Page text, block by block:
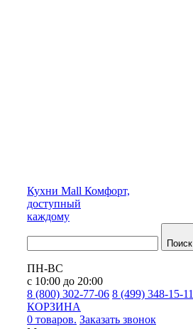
Кухни Mall Комфорт,
доступный
каждому
Поиск
ПН-ВС
с 10:00 до 20:00
8 (800) 302-77-06 8 (499) 348-15-11
КОРЗИНА
0 товаров. Заказать звонок